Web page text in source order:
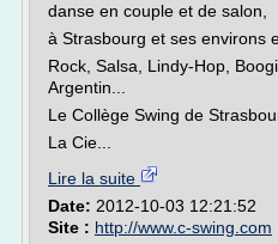
danse en couple et de salon,
à Strasbourg et ses environs
Rock, Salsa, Lindy-Hop,
Argentin...
Le Collège Swing de
La Cie...
Lire la suite
Date: 2012-10-03 12:21:52
Site : http://www.c-swing.com